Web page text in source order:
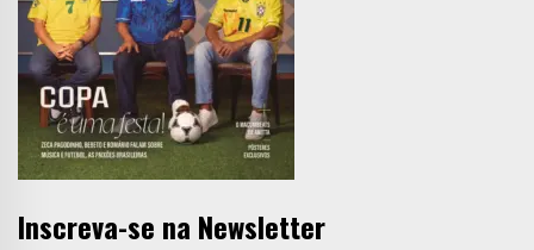
Inscreva-se na Newsletter